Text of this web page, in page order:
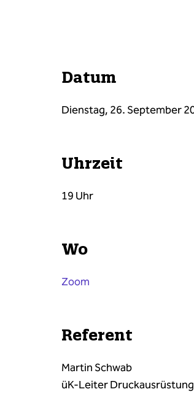
Datum
Dienstag, 26. September
Uhrzeit
19 Uhr
Wo
Zoom
Referent
Martin Schwab
üK-Leiter